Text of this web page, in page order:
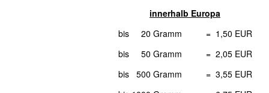
innerhalb Europa
bis 20 Gramm = 1,50 EUR
bis 50 Gramm = 2,05 EUR
bis 500 Gramm = 3,55 EUR